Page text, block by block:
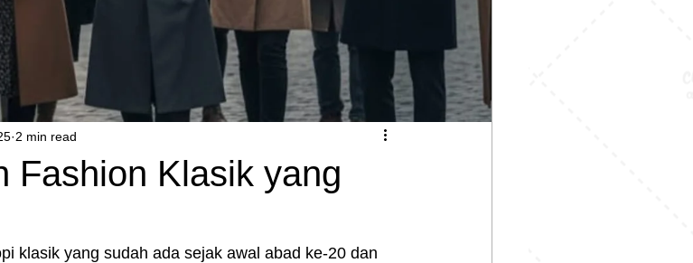
Fashion Klasik yang
2 min read
klasik yang sudah ada sejak awal abad ke-20 dan